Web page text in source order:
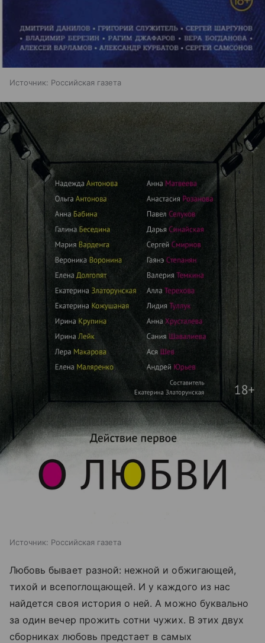
Источник: Российская газета
Источник: Российская газета
Любовь бывает разной: нежной и обжигающей,
тихой и всепоглощающей. И у каждого из нас
найдется своя история о ней. А можно буквально
за один вечер прожить сотни чужих. В этих двух
сборниках любовь предстает в самых